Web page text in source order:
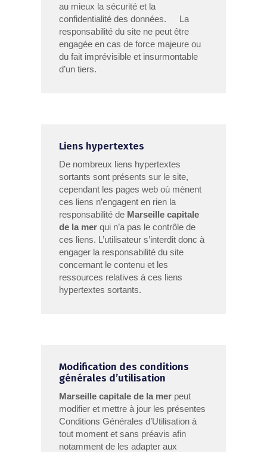
au mieux la sécurité et la
confidentialité des données. La
responsabilité du site ne peut être
engagée en cas de force majeure ou
du fait imprévisible et insurmontable
d’un tiers.
Liens hypertextes
De nombreux liens hypertextes
sortants sont présents sur le site,
cependant les pages web où mènent
ces liens n’engagent en rien la
responsabilité de Marseille capitale
de la mer qui n’a pas le contrôle de
ces liens. L’utilisateur s’interdit donc à
engager la responsabilité du site
concernant le contenu et les
ressources relatives à ces liens
hypertextes sortants.
Modification des conditions
générales d’utilisation
Marseille capitale de la mer peut
modifier et mettre à jour les présentes
Conditions Générales d’Utilisation à
tout moment et sans préavis afin
notamment de les adapter aux